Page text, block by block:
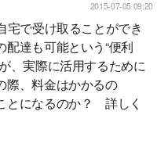
2015-07-05 09:20
で受け取ることができ
達も可能という“便利
、実際に活用するために
際、料金はかかるの
になるのか？ 詳しく